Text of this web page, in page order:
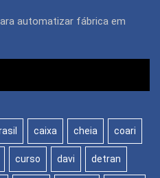
automatizar fábrica em
caixa cheia coari
curso davi detran